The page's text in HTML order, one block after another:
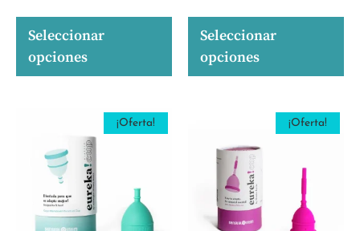
Seleccionar
opciones
Seleccionar
opciones
¡Oferta! ¡Oferta!